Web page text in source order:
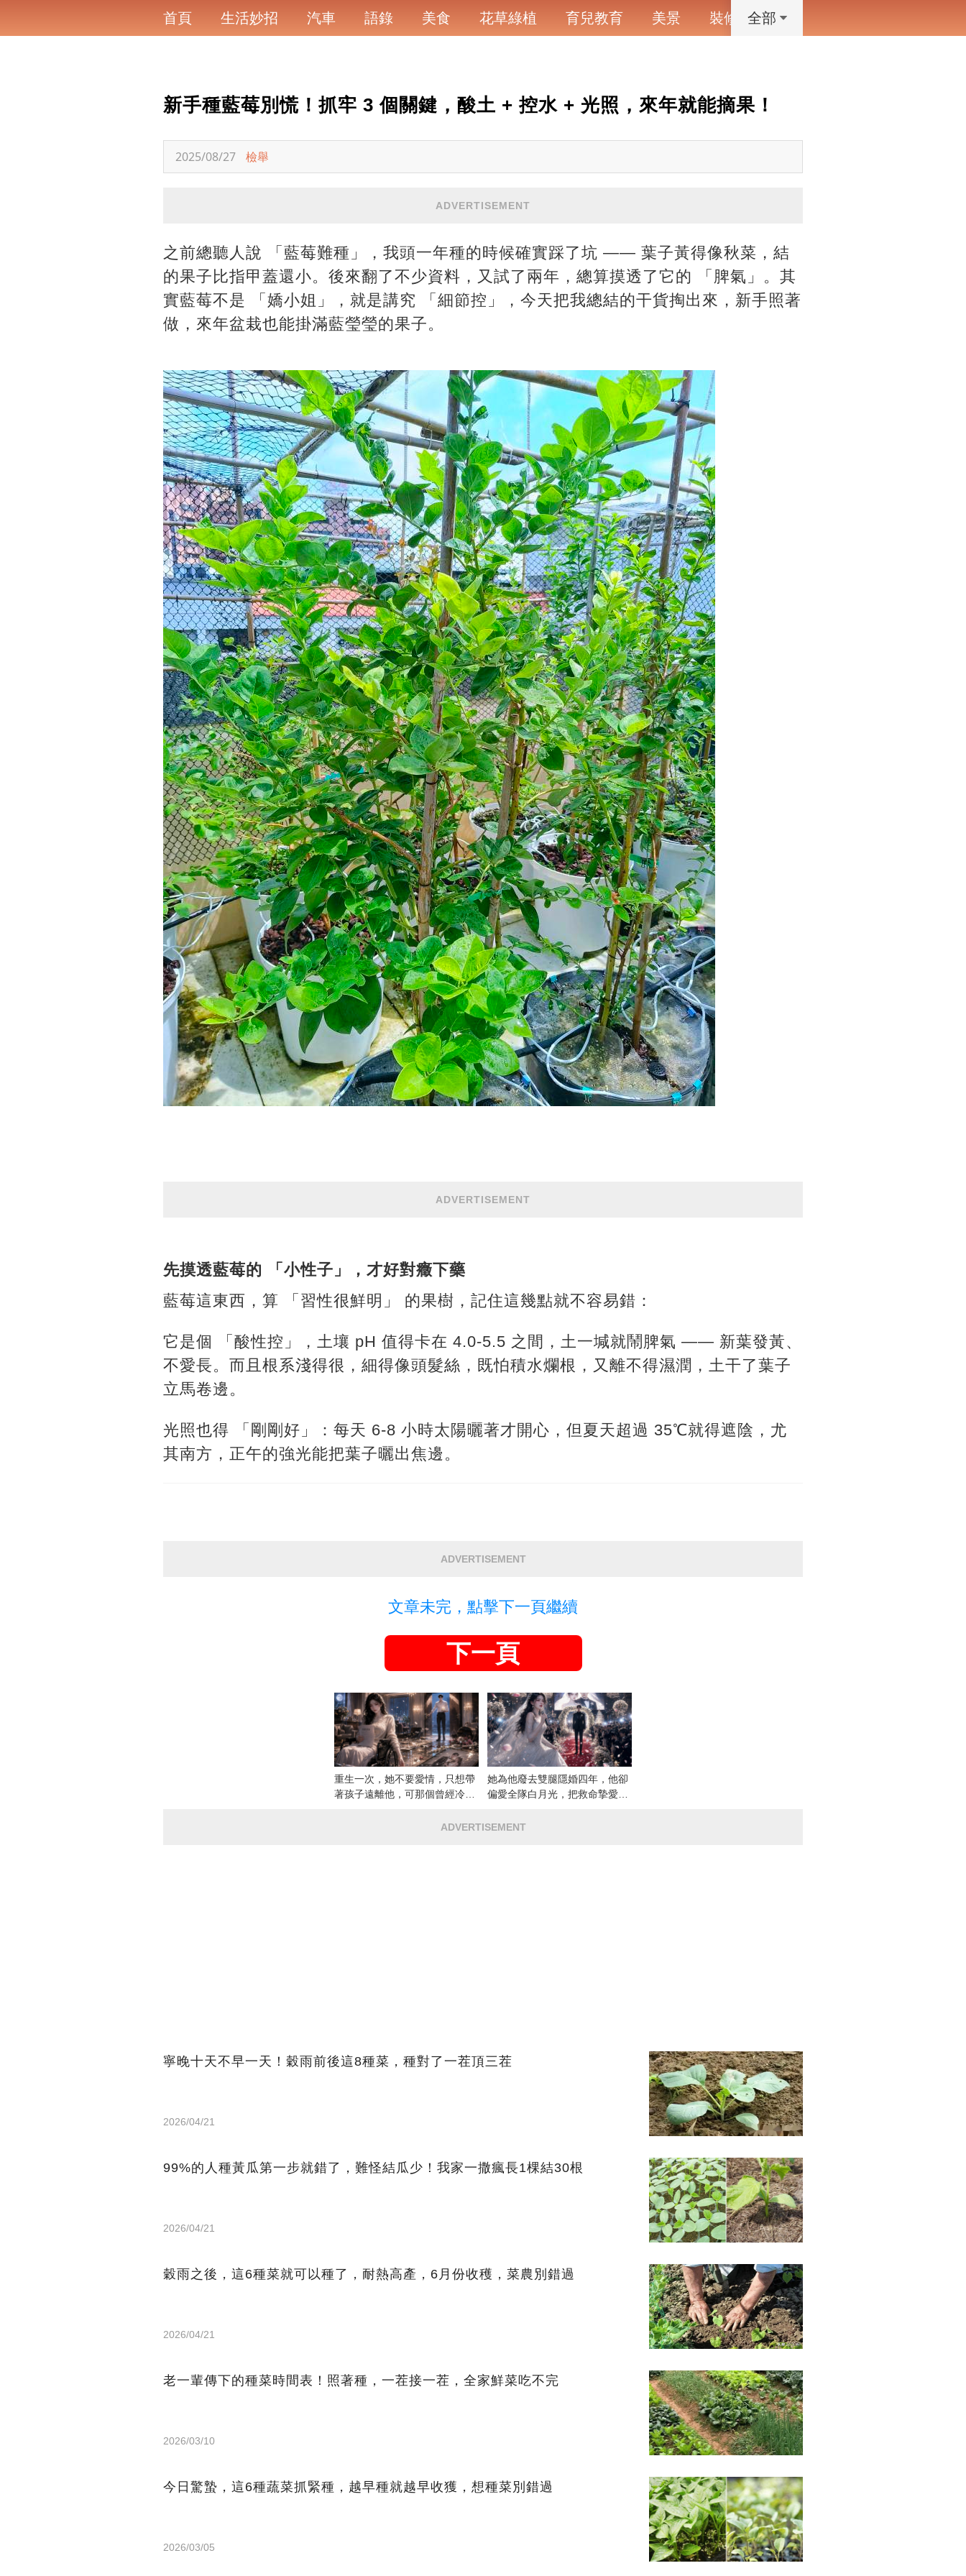
首頁 生活妙招 汽車 語錄 美食 花草綠植 育兒教育 美景 裝修 寵物
全部
新手種藍莓別慌！抓牢 3 個關鍵，酸土 + 控水 + 光照，來年就能摘果！
2025/08/27 檢舉
ADVERTISEMENT
之前總聽人說 「藍莓難種」，我頭一年種的時候確實踩了坑 —— 葉子黃得像秋菜，結
的果子比指甲蓋還小。後來翻了不少資料，又試了兩年，總算摸透了它的 「脾氣」。其
實藍莓不是 「嬌小姐」，就是講究 「細節控」，今天把我總結的干貨掏出來，新手照著
做，來年盆栽也能掛滿藍瑩瑩的果子。
ADVERTISEMENT
先摸透藍莓的 「小性子」，才好對癥下藥
藍莓這東西，算 「習性很鮮明」 的果樹，記住這幾點就不容易錯：
它是個 「酸性控」，土壤 pH 值得卡在 4.0-5.5 之間，土一堿就鬧脾氣 —— 新葉發黃、
不愛長。而且根系淺得很，細得像頭髮絲，既怕積水爛根，又離不得濕潤，土干了葉子
立馬卷邊。
光照也得 「剛剛好」：每天 6-8 小時太陽曬著才開心，但夏天超過 35℃就得遮陰，尤
其南方，正午的強光能把葉子曬出焦邊。
ADVERTISEMENT
文章未完，點擊下一頁繼續
下一頁
重生一次，她不要愛情，只想帶
著孩子遠離他，可那個曾經冷漠
她為他廢去雙腿隱婚四年，他卻
偏愛全隊白月光，把救命摯愛當
ADVERTISEMENT
寧晚十天不早一天！穀雨前後這8種菜，種對了一茬頂三茬
2026/04/21
99%的人種黃瓜第一步就錯了，難怪結瓜少！我家一撒瘋長1棵結30根
2026/04/21
穀雨之後，這6種菜就可以種了，耐熱高產，6月份收穫，菜農別錯過
2026/04/21
老一輩傳下的種菜時間表！照著種，一茬接一茬，全家鮮菜吃不完
2026/03/10
今日驚蟄，這6種蔬菜抓緊種，越早種就越早收獲，想種菜別錯過
2026/03/05